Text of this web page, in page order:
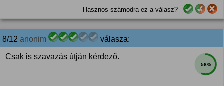
Hasznos számodra ez a válasz?
8/12 anonim válasza:
56%
Csak is szavazás útján kérdező.